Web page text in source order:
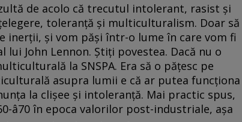
de acolo că trecutul intolerant, rasist şi
toleranţă şi multiculturalism. Doar să
inerţii, şi vom păşi într-o lume în care vom fi
John Lennon. Ştiţi povestea. Dacă nu o
la SNSPA. Era să o păţesc pe
asupra lumii e că ar putea funcţiona
la clişee şi intoleranţă. Mai practic spus,
â70 în epoca valorilor post-industriale, aşa